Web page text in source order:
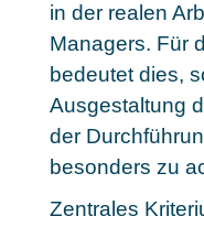
in der realen
Managers. Für
bedeutet dies,
Ausgestaltung
der
besonders zu
Zentrales